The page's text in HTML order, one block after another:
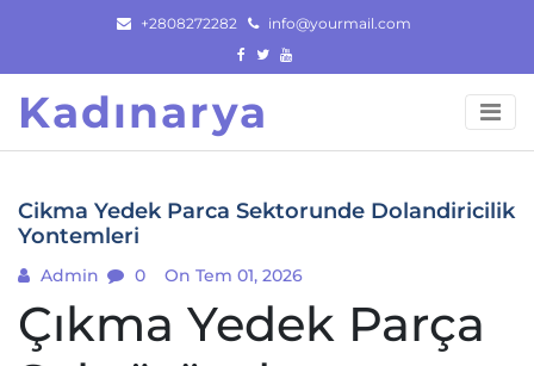
content
+2808272282 info@yourmail.com
Kadınarya
Cikma Yedek Parca Sektorunde Dolandiricilik
Yontemleri
Admin 0 On Tem 01, 2026
Çıkma Yedek Parça